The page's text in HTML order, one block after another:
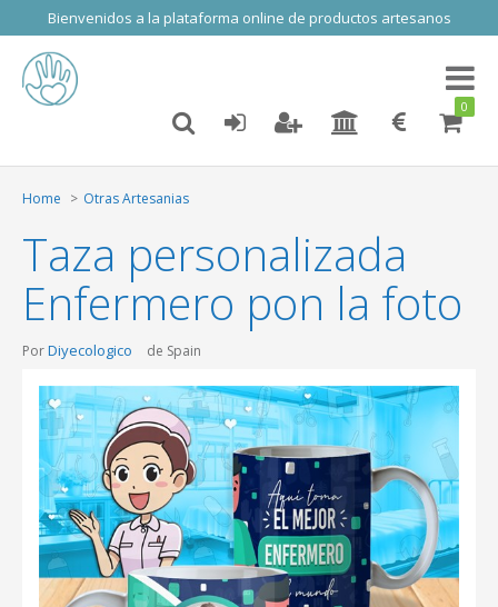
Bienvenidos a la plataforma online de productos artesanos
Toggle
0
Home Otras Artesanias
Taza personalizada
Enfermero pon la foto
PorDiyecologico de Spain